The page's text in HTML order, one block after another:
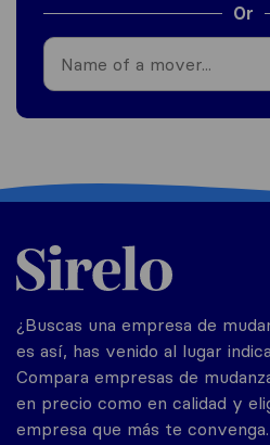
Or
Mexico
¿Buscas una empresa de
es así, has venido al lugar
Compara empresas de
en precio como en calidad y
empresa que más te convenga.